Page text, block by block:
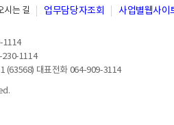
시는 길 업무담당자조회 사업별웹사이
1114
230-1114
(63568) 대표전화 064-909-3114